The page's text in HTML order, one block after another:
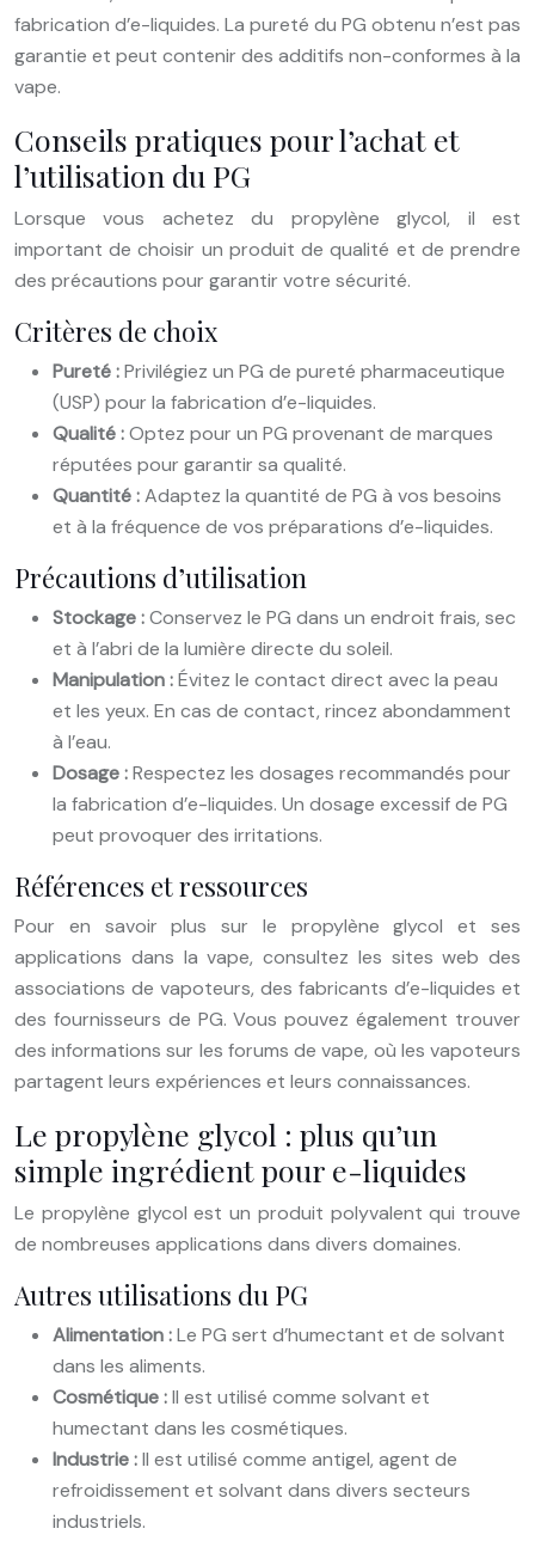
fabrication d’e-liquides. La pureté du PG obtenu n’est pas
garantie et peut contenir des additifs non-conformes à la
vape.
Conseils pratiques pour l’achat et
l’utilisation du PG
Lorsque vous achetez du propylène glycol, il est
important de choisir un produit de qualité et de prendre
des précautions pour garantir votre sécurité.
Critères de choix
Pureté :Privilégiez un PG de pureté pharmaceutique
(USP) pour la fabrication d’e-liquides.
Qualité :Optez pour un PG provenant de marques
réputées pour garantir sa qualité.
Quantité :Adaptez la quantité de PG à vos besoins
et à la fréquence de vos préparations d’e-liquides.
Précautions d’utilisation
Stockage :Conservez le PG dans un endroit frais, sec
et à l’abri de la lumière directe du soleil.
Manipulation :Évitez le contact direct avec la peau
et les yeux. En cas de contact, rincez abondamment
à l’eau.
Dosage :Respectez les dosages recommandés pour
la fabrication d’e-liquides. Un dosage excessif de PG
peut provoquer des irritations.
Références et ressources
Pour en savoir plus sur le propylène glycol et ses
applications dans la vape, consultez les sites web des
associations de vapoteurs, des fabricants d’e-liquides et
des fournisseurs de PG. Vous pouvez également trouver
des informations sur les forums de vape, où les vapoteurs
partagent leurs expériences et leurs connaissances.
Le propylène glycol : plus qu’un
simple ingrédient pour e-liquides
Le propylène glycol est un produit polyvalent qui trouve
de nombreuses applications dans divers domaines.
Autres utilisations du PG
Alimentation :Le PG sert d’humectant et de solvant
dans les aliments.
Cosmétique :Il est utilisé comme solvant et
humectant dans les cosmétiques.
Industrie :Il est utilisé comme antigel, agent de
refroidissement et solvant dans divers secteurs
industriels.